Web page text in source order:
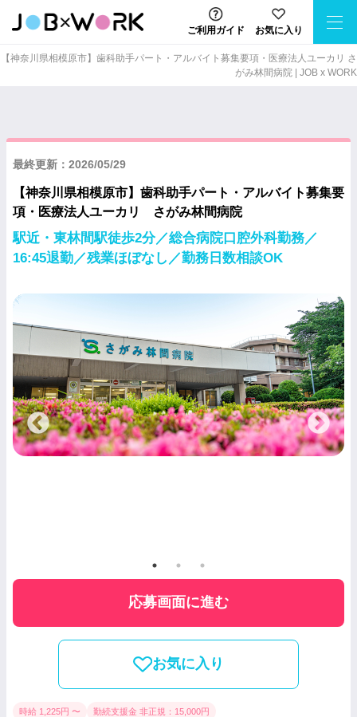
ご利用ガイド お気に入り
【神奈川県相模原市】歯科助手パート・アルバイト募集要項・医療法人ユーカリ さ
がみ林間病院 | JOB x WORK
最終更新：2026/05/29
【神奈川県相模原市】歯科助手パート・アルバイト募集要
項・医療法人ユーカリ さがみ林間病院
駅近・東林間駅徒歩2分／総合病院口腔外科勤務／
16:45退勤／残業ほぼなし／勤務日数相談OK
応募画面に進む
お気に入り
時給 1,225円 〜 勤続支援金 非正規：15,000円